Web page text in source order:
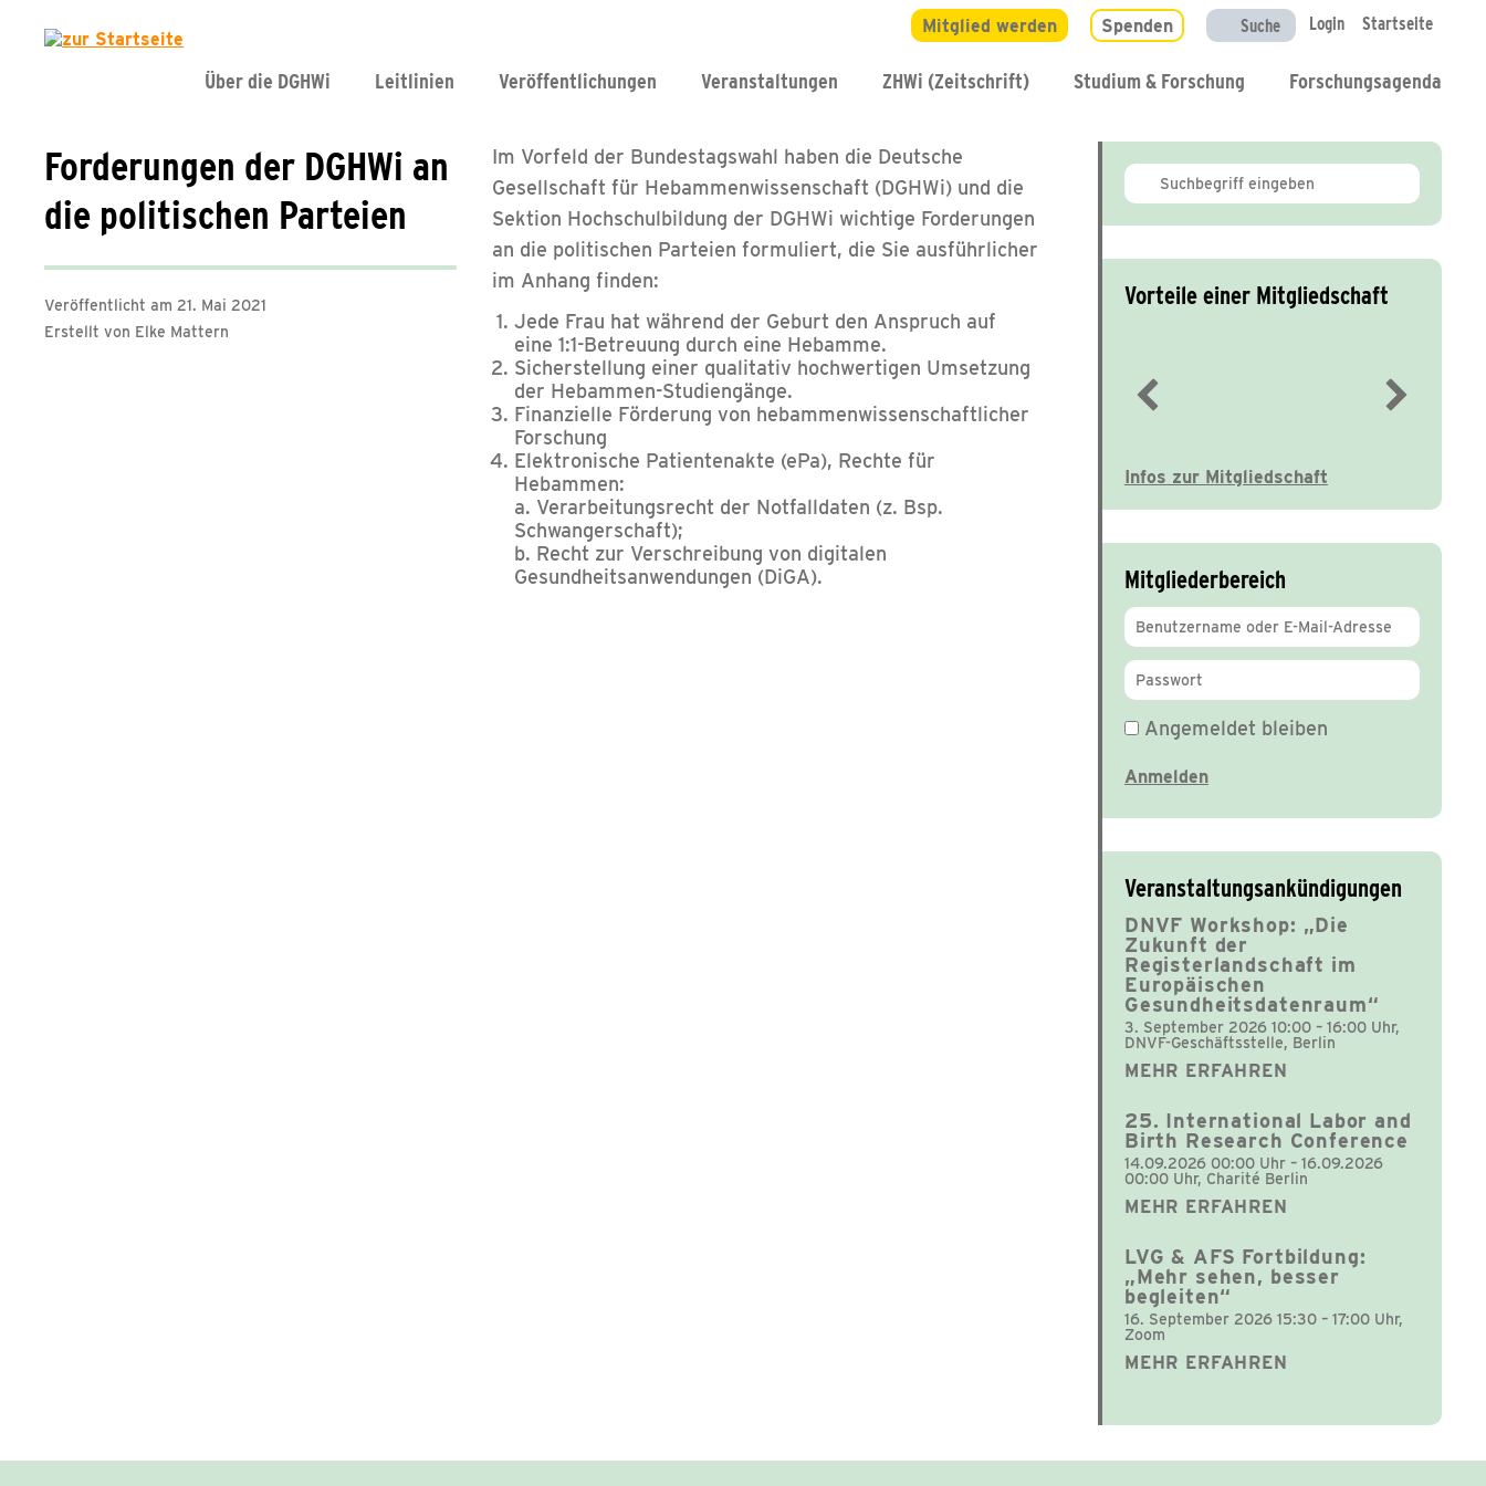
Mitglied werden Spenden Suche Login Startseite
Über die DGHWi Leitlinien Veröffentlichungen Veranstaltungen ZHWi (Zeitschrift) Studium & Forschung Forschungsagenda
Forderungen der DGHWi an
die politischen Parteien
Veröffentlicht am 21. Mai 2021
Erstellt von Elke Mattern
Im Vorfeld der Bundestagswahl haben die Deutsche
Gesellschaft für Hebammenwissenschaft (DGHWi) und die
Sektion Hochschulbildung der DGHWi wichtige Forderungen
an die politischen Parteien formuliert, die Sie ausführlicher
im Anhang finden:
Jede Frau hat während der Geburt den Anspruch auf
eine 1:1-Betreuung durch eine Hebamme.
Sicherstellung einer qualitativ hochwertigen Umsetzung
der Hebammen-Studiengänge.
Finanzielle Förderung von hebammenwissenschaftlicher
Forschung
Elektronische Patientenakte (ePa), Rechte für
Hebammen:
a. Verarbeitungsrecht der Notfalldaten (z. Bsp.
Schwangerschaft);
b. Recht zur Verschreibung von digitalen
Gesundheitsanwendungen (DiGA).
Vorteile einer Mitgliedschaft
Infos zur Mitgliedschaft
Mitgliederbereich
Angemeldet bleiben
Veranstaltungsankündigungen
DNVF Workshop: „Die
Zukunft der
Registerlandschaft im
Europäischen
Gesundheitsdatenraum“
3. September 2026 10:00 – 16:00 Uhr,
DNVF-Geschäftsstelle, Berlin
MEHR ERFAHREN
25. International Labor and
Birth Research Conference
14.09.2026 00:00 Uhr – 16.09.2026
00:00 Uhr, Charité Berlin
MEHR ERFAHREN
LVG & AFS Fortbildung:
„Mehr sehen, besser
begleiten“
16. September 2026 15:30 – 17:00 Uhr,
Zoom
MEHR ERFAHREN